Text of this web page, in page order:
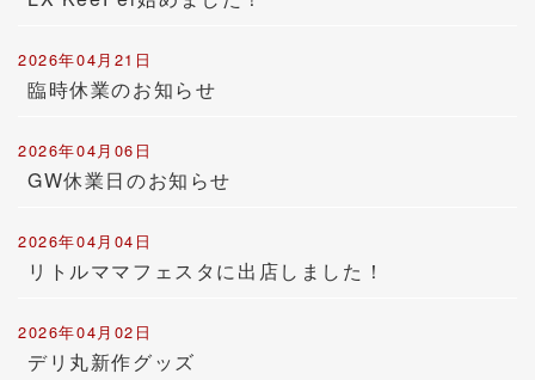
2026年04月21日
臨時休業のお知らせ
2026年04月06日
GW休業日のお知らせ
2026年04月04日
リトルママフェスタに出店しました！
2026年04月02日
デリ丸新作グッズ